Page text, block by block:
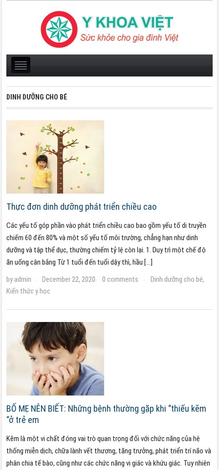
DINH DƯỠNG CHO BÉ
Thực đơn dinh dưỡng phát triển chiều cao
Các yếu tố góp phần vào phát triển chiều cao bao gồm yếu tố di truyền
chiếm 60 đến 80% và một số yếu tố môi trường, chẳng hạn như dinh
dưỡng và tập thể dục, thường chiếm tỷ lệ còn lại. 1. Duy trì một chế độ
ăn uống cân bằng Từ 1 tuổi đến tuổi dậy thì, hầu […]
by admin · December 22, 2020· 0 comments · Dinh dưỡng cho bé,
Kiến thức y học
BỐ MẸ NÊN BIẾT: Những bệnh thường gặp khi “thiếu kẽm
“ở trẻ em
Kẽm là một vi chất đóng vai trò quan trọng đối với chức năng của hệ
thống miễn dịch, chữa lành vết thương, tăng trưởng, phát triển trí não và
phân chia tế bào, cũng như các chức năng vị giác và khứu giác. Tuy nhiên